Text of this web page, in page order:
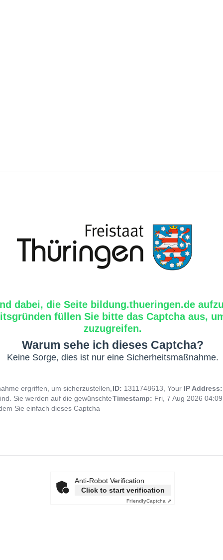
dabei, die Seite bildung.thueringen.de
füllen Sie bitte das Captcha aus,
zuzugreifen.
Warum sehe ich dieses Captcha?
Keine Sorge, dies ist nur eine Sicherheitsmaßnahme.
ergriffen, um sicherzustellen,
Sie werden auf die gewünschte
Sie einfach dieses Captcha
ID: 1311748613, Your IP
Timestamp: Fri, 7 Aug 2026
Anti-Robot Verification
Click to start verification
FriendlyCaptcha ⇗